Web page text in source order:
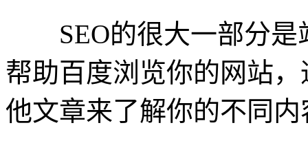
SEO的很大一部分是
帮助百度浏览你的网站
他文章来了解你的不同